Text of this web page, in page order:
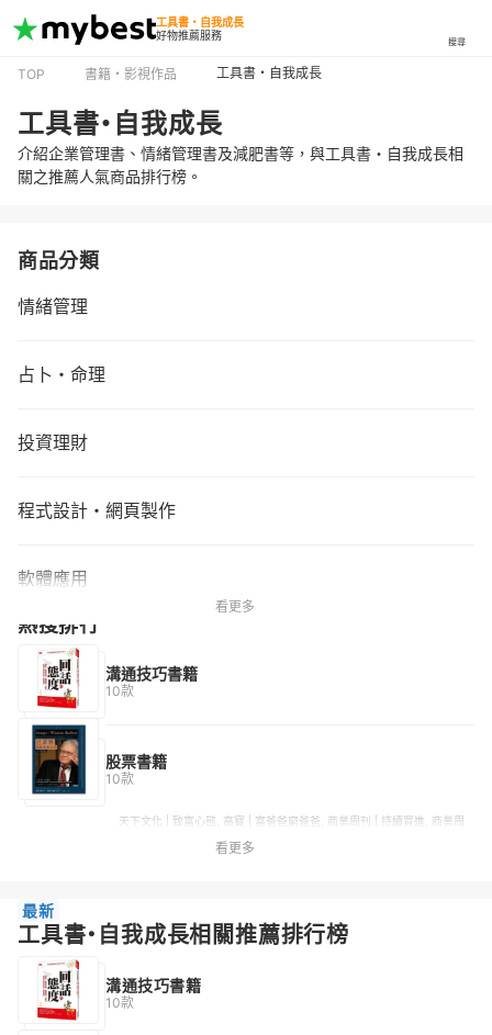
工具書・自我成長
好物推薦服務
搜尋
TOP 書籍・影視作品 工具書・自我成長
工具書・自我成長
介紹企業管理書、情緒管理書及減肥書等，與工具書・自我成長相
關之推薦人氣商品排行榜。
商品分類
情緒管理
占卜・命理
投資理財
程式設計・網頁製作
軟體應用
看更多
熱搜排行
溝通技巧書籍
10款
股票書籍
10款
天下文化 | 致富心態, 高寶 | 富爸爸窮爸爸, 商業周刊 | 持續買進, 商業周
看更多
最新
工具書・自我成長相關推薦排行榜
溝通技巧書籍
10款